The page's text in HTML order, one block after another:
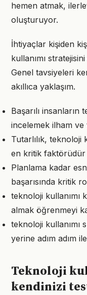
hemen atmak,
oluşturuyor.
İhtiyaçlar kişiden
kullanımı
Genel tavsiyeleri
akıllıca yaklaşım.
Başarılı insanların
incelemek ilham
Tutarlılık, teknoloji
en kritik faktörüdür
Planlama kadar
başarısında kritik
teknoloji kullanımı
almak öğrenmeyi
teknoloji kullanımı
yerine adım adım
Teknoloji
kendinizi